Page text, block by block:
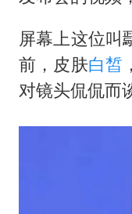
屏幕上这位叫
前，皮肤白皙
对镜头侃侃而